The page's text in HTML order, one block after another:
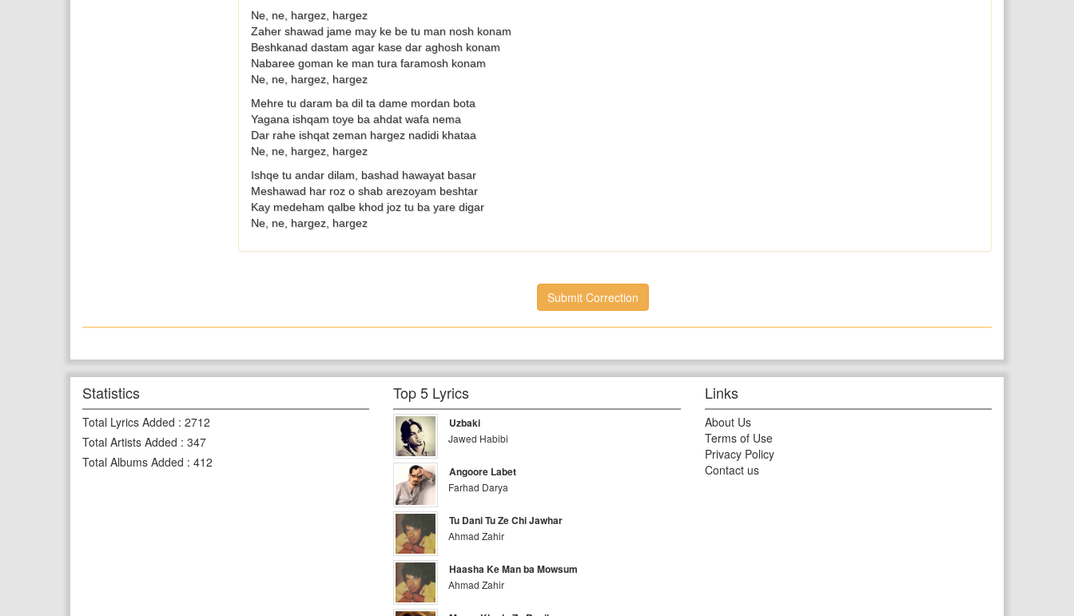
Ne, ne, hargez, hargez
Zaher shawad jame may ke be tu man nosh konam
Beshkanad dastam agar kase dar aghosh konam
Nabaree goman ke man tura faramosh konam
Ne, ne, hargez, hargez
Mehre tu daram ba dil ta dame mordan bota
Yagana ishqam toye ba ahdat wafa nema
Dar rahe ishqat zeman hargez nadidi khataa
Ne, ne, hargez, hargez
Ishqe tu andar dilam, bashad hawayat basar
Meshawad har roz o shab arezoyam beshtar
Kay medeham qalbe khod joz tu ba yare digar
Ne, ne, hargez, hargez
Submit Correction
Statistics
Total Lyrics Added : 2712
Total Artists Added : 347
Total Albums Added : 412
Top 5 Lyrics
Uzbaki
Jawed Habibi
Angoore Labet
Farhad Darya
Tu Dani Tu Ze Chi Jawhar
Ahmad Zahir
Haasha Ke Man ba Mowsum
Ahmad Zahir
Links
About Us
Terms of Use
Privacy Policy
Contact us